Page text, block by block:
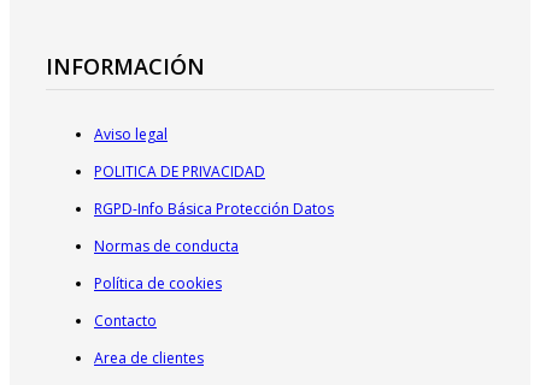
INFORMACIÓN
Aviso legal
POLITICA DE PRIVACIDAD
RGPD-Info Básica Protección Datos
Normas de conducta
Política de cookies
Contacto
Area de clientes